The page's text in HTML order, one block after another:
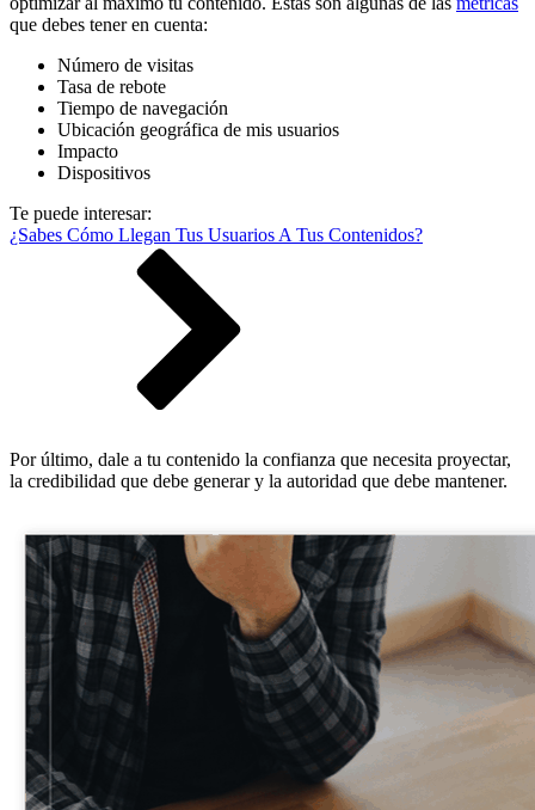
que debes tener en cuenta:
Número de visitas
Tasa de rebote
Tiempo de navegación
Ubicación geográfica de mis usuarios
Impacto
Dispositivos
Te puede interesar:
¿Sabes Cómo Llegan Tus Usuarios A Tus Contenidos?
Por último, dale a tu contenido la confianza que necesita proyectar,
la credibilidad que debe generar y la autoridad que debe mantener.